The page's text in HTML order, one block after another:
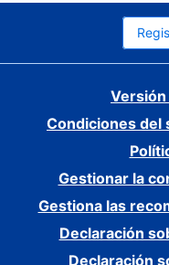
Condiciones del
Gestionar la
Gestiona las
Declaración
Declaración